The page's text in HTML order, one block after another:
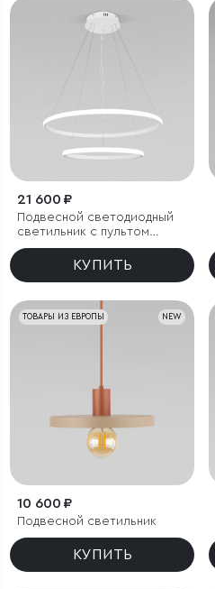
21 600 ₽
Подвесной светодиодный
светильник с пультом
управления
КУПИТЬ
NEW
ТОВАРЫ ИЗ ЕВРОПЫ
10 600 ₽
Подвесной светильник
КУПИТЬ